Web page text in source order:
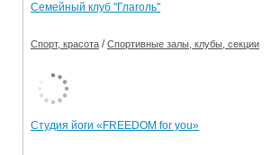
Семейный клуб "Глаголь"
Спорт, красота /Спортивные залы, клубы, секции
Студия йоги «FREEDOM for you»